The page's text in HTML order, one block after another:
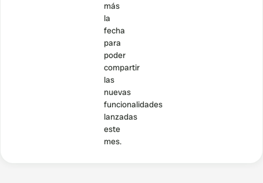
más
la
fecha
para
poder
compartir
las
nuevas
funcionalidades
lanzadas
este
mes.